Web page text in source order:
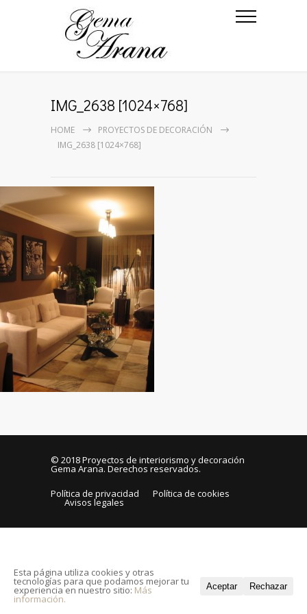
IMG_2638 [1024×768]
HOME
PROYECTOS DE DECORACIÓN
IMG_2638 [1024×768]
© 2018Proyectos de interiorismo y decoración
Gema Arana. Derechos reservados.
Política de privacidad
Política de cookies
Avisos legales
Esta página utiliza cookies y otras
tecnologías para que podamos mejorar tu
experiencia en nuestro sitio: Más
información.
Aceptar Rechazar